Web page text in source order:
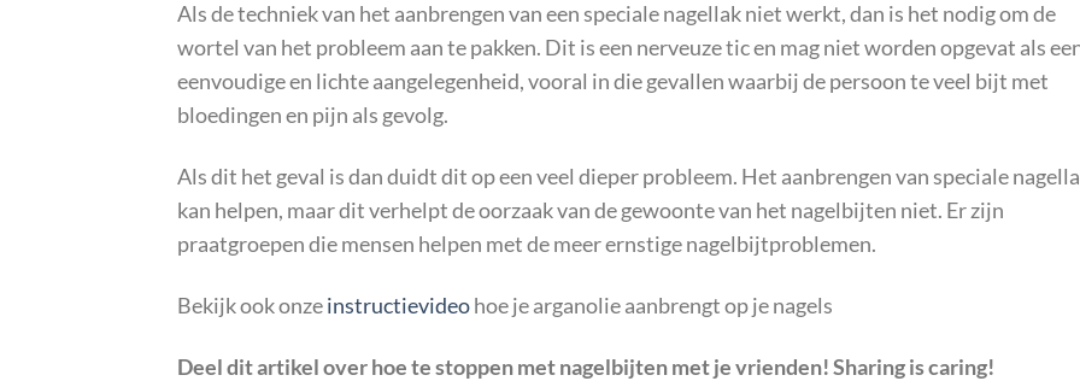
Als de techniek van het aanbrengen van een speciale nagellak niet werkt, dan is het nodig om de
wortel van het probleem aan te pakken. Dit is een nerveuze tic en mag niet worden opgevat als
eenvoudige en lichte aangelegenheid, vooral in die gevallen waarbij de persoon te veel bijt met
bloedingen en pijn als gevolg.
Als dit het geval is dan duidt dit op een veel dieper probleem. Het aanbrengen van speciale
kan helpen, maar dit verhelpt de oorzaak van de gewoonte van het nagelbijten niet. Er zijn
praatgroepen die mensen helpen met de meer ernstige nagelbijtproblemen.
Bekijk ook onzeinstructievideohoe je arganolie aanbrengt op je nagels
Deel dit artikel overhoe te stoppen met nagelbijtenmet je vrienden! Sharing is caring!